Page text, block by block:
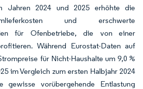
Jahren 2024 und 2025 erhöhte die
und erschwerte
für Ofenbetriebe, die von einer
Während Eurostat-Daten auf
für Nicht-Haushalte um 9,0 %
im Vergleich zum ersten Halbjahr 2024
gewisse vorübergehende Entlastung